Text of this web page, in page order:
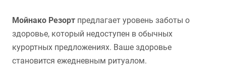
Мойнако Резорт предлагает уровень заботы о
здоровье, который недоступен в обычных
курортных предложениях. Ваше здоровье
становится ежедневным ритуалом.